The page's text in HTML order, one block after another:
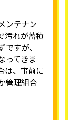
ンテナン
汚れが蓄積
すが、
ってきま
は、事前に
管理組合